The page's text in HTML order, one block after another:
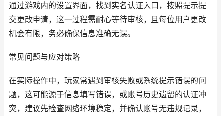
通过游戏内的设置界面，找到实名认证入口，按照提示提
交更改申请，这一过程需耐心等待审核，且每位用户更改
机会有限，务必确保信息准确无误。
常见问题与应对策略
在实际操作中，玩家常遇到审核失败或系统提示错误的问
题，这可能源于信息填写错误，或账号历史遗留的认证冲
突，建议先检查网络环境稳定，并确认账号无违规记录，